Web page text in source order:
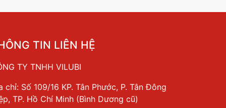
TIN LIÊN HỆ
TY TNHH VILUBI
chỉ: Số 109/16 KP. Tân Phước, P. Tân Đông
TP. Hồ Chí Minh (Bình Dương cũ)